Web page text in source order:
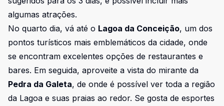
algumas atrações.
No quarto dia, vá até o Lagoa da Conceição, um dos
pontos turísticos mais emblemáticos da cidade, onde
se encontram excelentes opções de restaurantes e
bares. Em seguida, aproveite a vista do mirante da
Pedra da Galeta, de onde é possível ver toda a região
da Lagoa e suas praias ao redor. Se gosta de esportes